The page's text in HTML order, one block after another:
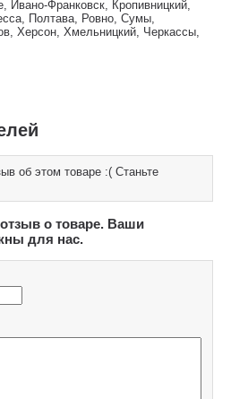
Франковск, Кропивницкий,
Полтава, Ровно, Сумы,
Херсон, Хмельницкий, Черкассы,
об этом товаре :( Станьте
о товаре. Ваши
для нас.